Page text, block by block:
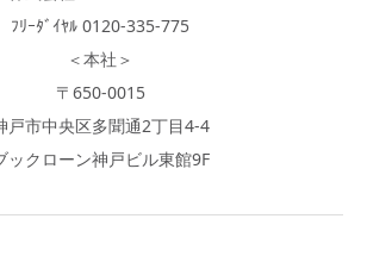
ﾌﾘｰﾀﾞｲﾔﾙ 0120-335-775
＜本社＞
〒650-0015
戸市中央区多聞通2丁目4-4
ックローン神戸ビル東館9F